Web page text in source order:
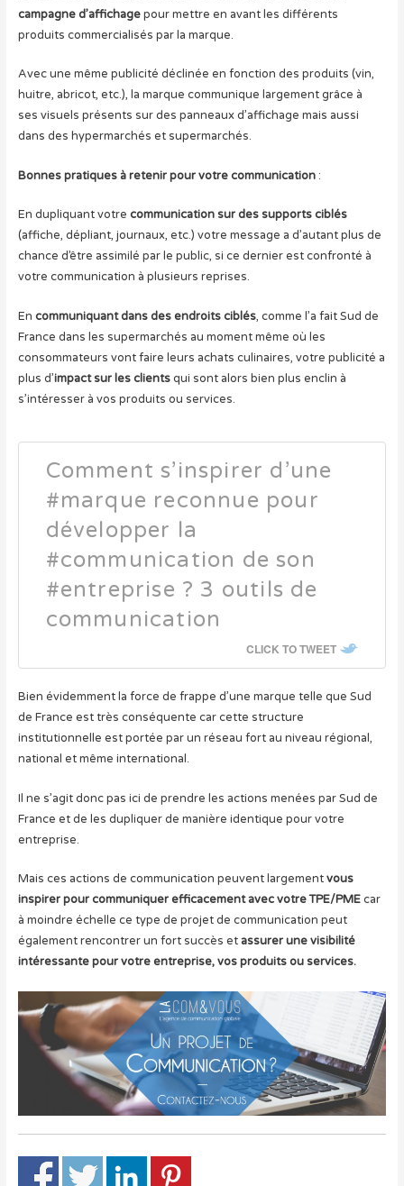
campagne d’affichagepour mettre en avant les différents
produits commercialisés par la marque.
Avec une même publicité déclinée en fonction des produits (vin,
huitre, abricot, etc.), la marque communique largement grâce à
ses visuels présents sur des panneaux d’affichage mais aussi
dans des hypermarchés et supermarchés.
Bonnes pratiques à retenir pour votre communication:
En dupliquant votre communication sur des supports ciblés
(affiche, dépliant, journaux, etc.) votre message a d’autant plus de
chance d’être assimilé par le public, si ce dernier est confronté à
votre communication à plusieurs reprises.
En communiquant dans des endroits ciblés, comme l’a fait Sud de
France dans les supermarchés au moment même où les
consommateurs vont faire leurs achats culinaires, votre publicité a
plus d’impact sur les clientsqui sont alors bien plus enclin à
s’intéresser à vos produits ou services.
Comment s’inspirer d’une
#marque reconnue pour
développer la
#communication de son
#entreprise ? 3 outils de
communication
CLICK TO TWEET
Bien évidemment la force de frappe d’une marque telle que Sud
de France est très conséquente car cette structure
institutionnelle est portée par un réseau fort au niveau régional,
national et même international.
Il ne s’agit donc pas ici de prendre les actions menées par Sud de
France et de les dupliquer de manière identique pour votre
entreprise.
Mais ces actions de communication peuvent largementvous
inspirer pour communiquer efficacement avec votre TPE/PMEcar
à moindre échelle ce type de projet de communication peut
également rencontrer un fort succès etassurer une visibilité
intéressante pour votre entreprise, vos produits ou services.